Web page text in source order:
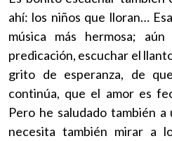
ahí: los niños que lloran…
música más hermosa;
predicación, escuchar el
grito de esperanza, de
continúa, que el amor es
Pero he saludado también a
necesita también mirar a